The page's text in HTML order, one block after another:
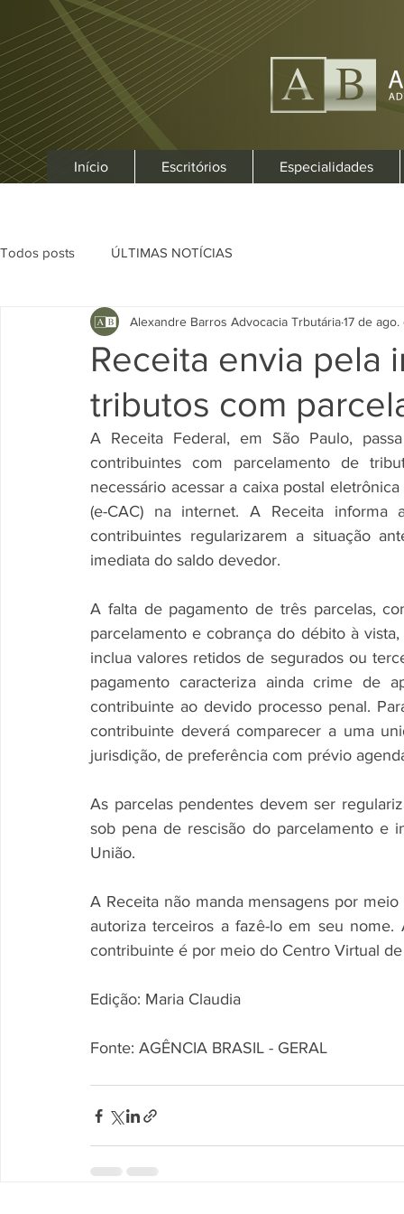
Início Escritórios Especialidades
Todos posts ÚLTIMAS NOTÍCIAS
Receita envia pela
tributos com
Alexandre Barros Advocacia Trbutária17 de
A Receita Federal, em São Paulo,
contribuintes com parcelamento de
necessário acessar a caixa postal
(e-CAC) na internet. A Receita
contribuintes regularizarem a situação
imediata do saldo devedor.
A falta de pagamento de três parcelas,
parcelamento e cobrança do débito à
inclua valores retidos de segurados ou
pagamento caracteriza ainda crime de
contribuinte ao devido processo penal.
contribuinte deverá comparecer a uma
jurisdição, de preferência com prévio
As parcelas pendentes devem ser
sob pena de rescisão do parcelamento e
União.
A Receita não manda mensagens por
autoriza terceiros a fazê-lo em seu
contribuinte é por meio do Centro Virtual
Edição: Maria Claudia
Fonte: AGÊNCIA BRASIL - GERAL